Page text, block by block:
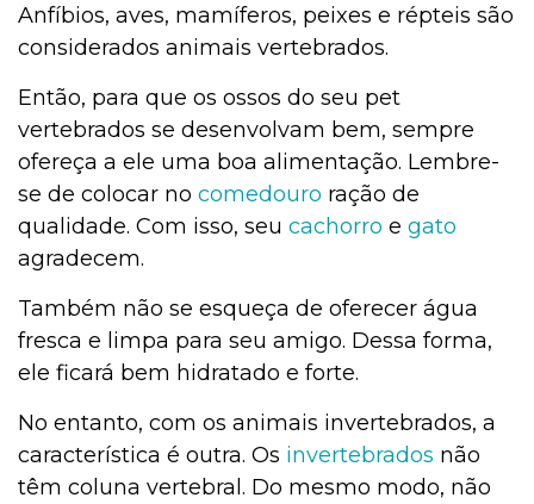
Anfíbios, aves, mamíferos, peixes e répteis são
considerados animais vertebrados.
Então, para que os ossos do seu pet
vertebrados se desenvolvam bem, sempre
ofereça a ele uma boa alimentação. Lembre-
se de colocar no comedouro ração de
qualidade. Com isso, seu cachorro e gato
agradecem.
Também não se esqueça de oferecer água
fresca e limpa para seu amigo. Dessa forma,
ele ficará bem hidratado e forte.
No entanto, com os animais invertebrados, a
característica é outra. Os invertebrados não
têm coluna vertebral. Do mesmo modo, não